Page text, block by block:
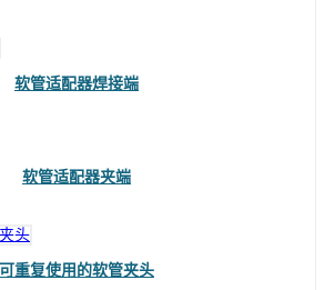
软管适配器焊接端
软管适配器夹端
可重复使用的软管夹头